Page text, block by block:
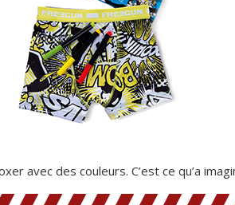
avec des couleurs. C’est ce qu’a